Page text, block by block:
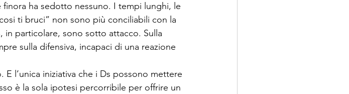
ha sedotto nessuno. I tempi lunghi, le
ti bruci” non sono più conciliabili con la
in particolare, sono sotto attacco. Sulla
sulla difensiva, incapaci di una rea­zione
l’unica iniziativa che i Ds possono mettere
è la sola ipotesi percorribile per offrire un